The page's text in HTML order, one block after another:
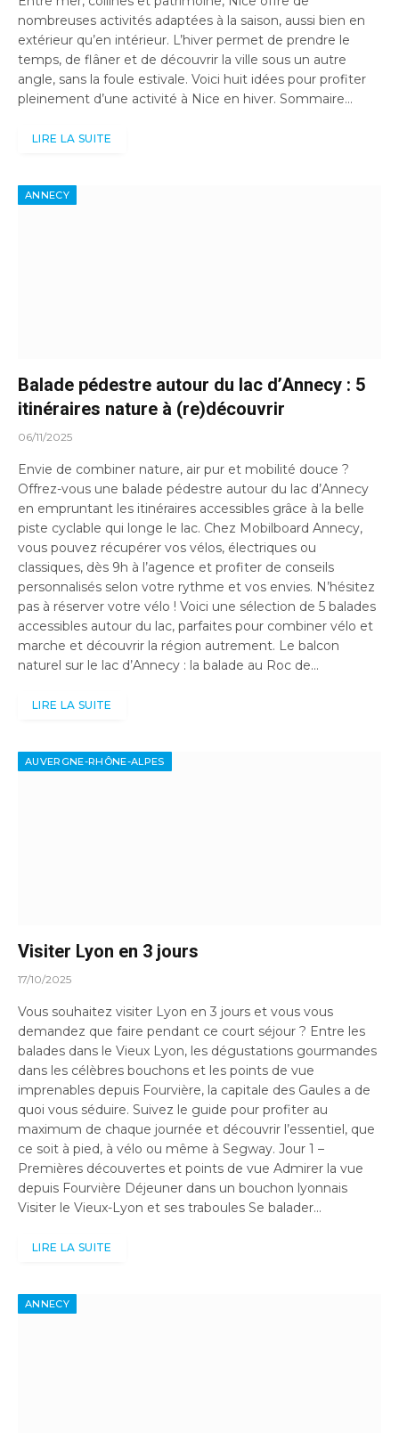
nombreuses activités adaptées à la saison, aussi bien en
extérieur qu’en intérieur. L’hiver permet de prendre le
temps, de flâner et de découvrir la ville sous un autre
angle, sans la foule estivale. Voici huit idées pour profiter
pleinement d’une activité à Nice en hiver. Sommaire…
LIRE LA SUITE
ANNECY
Balade pédestre autour du lac d’Annecy : 5
itinéraires nature à (re)découvrir
06/11/2025
Envie de combiner nature, air pur et mobilité douce ?
Offrez-vous une balade pédestre autour du lac d’Annecy
en empruntant les itinéraires accessibles grâce à la belle
piste cyclable qui longe le lac. Chez Mobilboard Annecy,
vous pouvez récupérer vos vélos, électriques ou
classiques, dès 9h à l’agence et profiter de conseils
personnalisés selon votre rythme et vos envies. N’hésitez
pas à réserver votre vélo ! Voici une sélection de 5 balades
accessibles autour du lac, parfaites pour combiner vélo et
marche et découvrir la région autrement. Le balcon
naturel sur le lac d’Annecy : la balade au Roc de…
LIRE LA SUITE
AUVERGNE-RHÔNE-ALPES
Visiter Lyon en 3 jours
17/10/2025
Vous souhaitez visiter Lyon en 3 jours et vous vous
demandez que faire pendant ce court séjour ? Entre les
balades dans le Vieux Lyon, les dégustations gourmandes
dans les célèbres bouchons et les points de vue
imprenables depuis Fourvière, la capitale des Gaules a de
quoi vous séduire. Suivez le guide pour profiter au
maximum de chaque journée et découvrir l’essentiel, que
ce soit à pied, à vélo ou même à Segway. Jour 1 –
Premières découvertes et points de vue Admirer la vue
depuis Fourvière Déjeuner dans un bouchon lyonnais
Visiter le Vieux-Lyon et ses traboules Se balader…
LIRE LA SUITE
ANNECY